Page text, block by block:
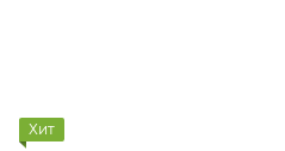
Хит